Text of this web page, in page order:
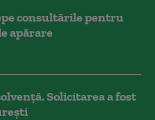
consultările pentru
apărare
Solicitarea a fost